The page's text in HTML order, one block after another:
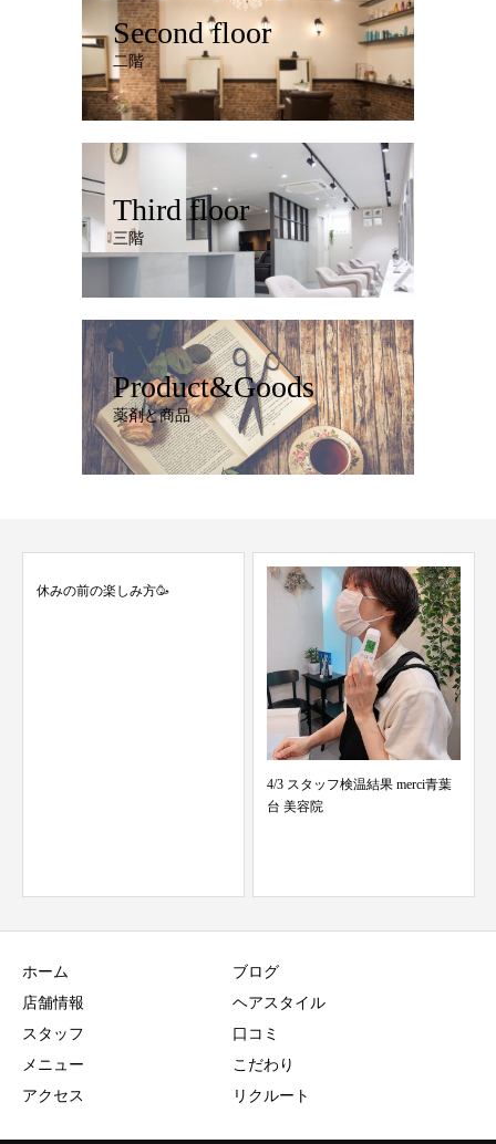
Second floor
二階
Third floor
三階
Product&Goods
薬剤と商品
しみ方🥳
4/3 スタッフ検温結果 merci青葉
4/21 スタッフ検
ホーム
店舗情報
スタッフ
メニュー
アクセス
ブログ
ヘアスタイル
口コミ
こだわり
リクルート